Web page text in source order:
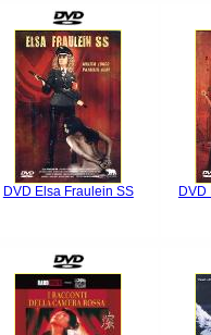
DVD Elsa Fraulein SS